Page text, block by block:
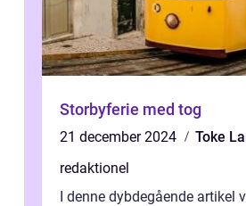
Storbyferie med tog
21 december 2024
Toke
redaktionel
I denne dybdegående artikel